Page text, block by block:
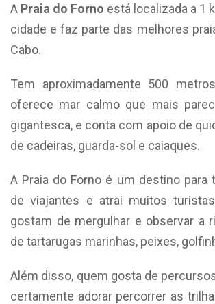
A Praia do Forno está localizada a 1
cidade e faz parte das melhores
Cabo.
Tem aproximadamente 500
oferece mar calmo que mais
gigantesca, e conta com apoio de
de cadeiras, guarda-sol e caiaques.
A Praia do Forno é um destino para
de viajantes e atrai muitos
gostam de mergulhar e observar a
de tartarugas marinhas, peixes,
Além disso, quem gosta de
certamente adorar percorrer as